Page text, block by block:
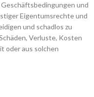
und
Eigentumsrechte und
und schadlos zu
Verluste, Kosten
oder aus solchen